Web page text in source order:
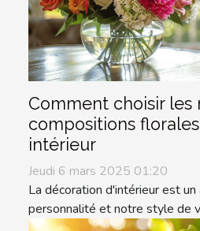
Comment choisir les
compositions
intérieur
Jeudi 6 mars 2025 01:20
La décoration d'intérieur est
personnalité et notre style de